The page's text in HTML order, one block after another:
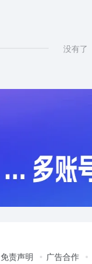
没有了
免责声明 广告合作